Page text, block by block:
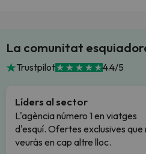
La comunitat
Trustpilot 4.4/5
Líders al sector
L'agència número 1 en viatges
d'esquí. Ofertes exclusives que
veuràs en cap altre lloc.